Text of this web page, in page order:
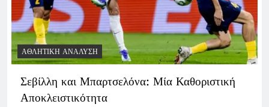
ΑΘΛΗΤΙΚΉ ΑΝΆΛΥΣΗ
Σεβίλλη και Μπαρτσελόνα: Μία Καθοριστική
Αποκλειστικότητα